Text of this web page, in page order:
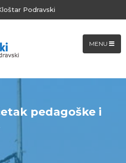
Podravski
MENU
pedagoške i